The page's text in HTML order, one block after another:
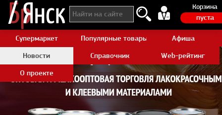
Корзина
пуста
Супермаркет Популярные товары AliexpressАфиша
Новости
Справочник
Web-рейтинг
О проекте